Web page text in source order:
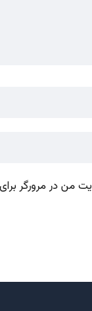
من در مرورگر